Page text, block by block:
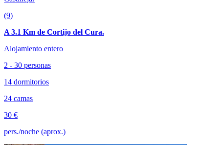
(9)
A 3.1 Km de Cortijo del Cura.
Alojamiento entero
2 - 30 personas
14 dormitorios
24 camas
30 €
pers./noche (aprox.)